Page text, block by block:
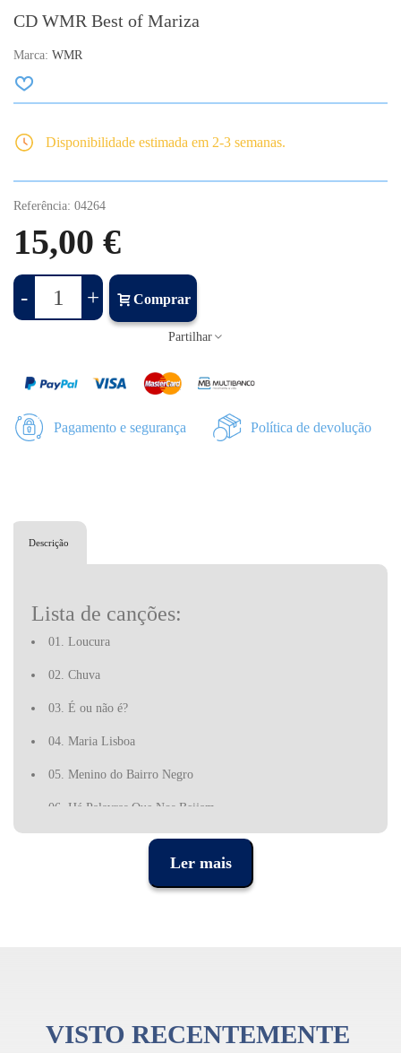
CD WMR Best of Mariza
Marca: WMR
Disponibilidade estimada em 2-3 semanas.
Referência: 04264
15,00 €
- + Comprar
Partilhar
Pagamento e segurança Política de devolução
Descrição
Lista de canções:
01. Loucura
02. Chuva
03. É ou não é?
04. Maria Lisboa
05. Menino do Bairro Negro
06. Há Palavras Que Nos Beijam
07. O Tempo Não Pára
13. Promete Jura
Ler mais
VISTO RECENTEMENTE